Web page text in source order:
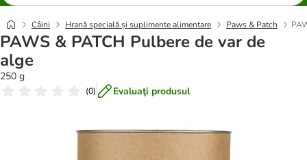
Câini Hrană specială și suplimente alimentare Paws & Patch
PAWS & PATCH Pulbere de var de
alge
250 g
(0) Evaluaţi produsul